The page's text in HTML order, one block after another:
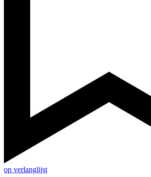
op verlanglijst